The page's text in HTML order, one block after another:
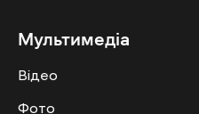
Мультимедіа
Відео
Фото